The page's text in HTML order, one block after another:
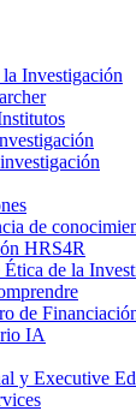
Investigación
de
HRS4R
de la
de
IA
y Executive